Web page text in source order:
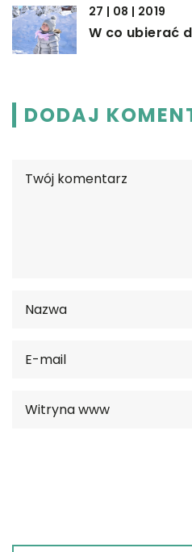
27 | 08 | 2019
W co ubierać
DODAJ